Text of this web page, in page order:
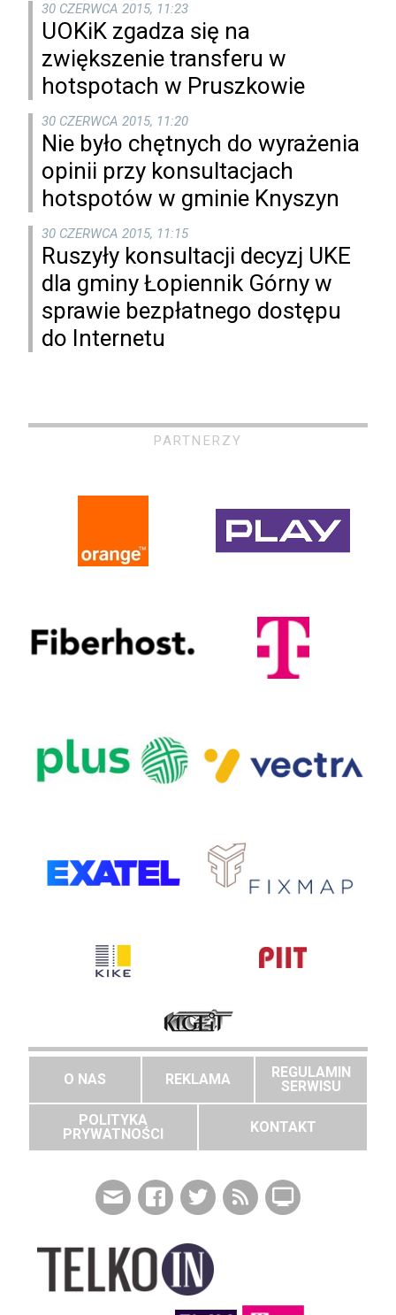
30 CZERWCA 2015, 11:23
UOKiK zgadza się na
zwiększenie transferu w
hotspotach w Pruszkowie
30 CZERWCA 2015, 11:20
Nie było chętnych do wyrażenia
opinii przy konsultacjach
hotspotów w gminie Knyszyn
30 CZERWCA 2015, 11:15
Ruszyły konsultacji decyzj UKE
dla gminy Łopiennik Górny w
sprawie bezpłatnego dostępu
do Internetu
PARTNERZY
O NAS REKLAMA
REGULAMIN
SERWISU
POLITYKA
PRYWATNOŚCI
KONTAKT